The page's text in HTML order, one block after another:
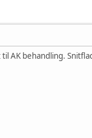
AK behandling.